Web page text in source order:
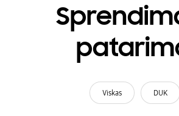
Viskas DUK